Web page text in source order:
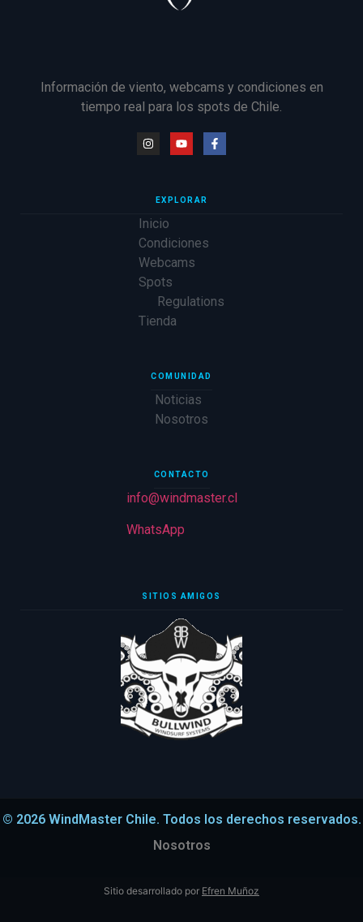
Información de viento, webcams y condiciones en
tiempo real para los spots de Chile.
EXPLORAR
Inicio
Condiciones
Webcams
Spots
Regulations
Tienda
COMUNIDAD
Noticias
Nosotros
CONTACTO
info@windmaster.cl
WhatsApp
SITIOS AMIGOS
© 2026 WindMaster Chile. Todos los derechos reservados.
Nosotros
Sitio desarrollado por Efren Muñoz